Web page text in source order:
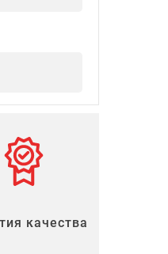
качества